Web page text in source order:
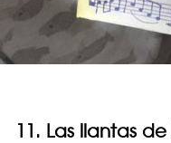
11. Las llantas